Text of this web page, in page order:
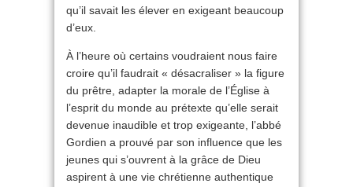
qu’il savait les élever en exigeant beaucoup
d’eux.
À l’heure où certains voudraient nous faire
croire qu’il faudrait « désacraliser » la figure
du prêtre, adapter la morale de l’Église à
l’esprit du monde au prétexte qu’elle serait
devenue inaudible et trop exigeante, l’abbé
Gordien a prouvé par son influence que les
jeunes qui s’ouvrent à la grâce de Dieu
aspirent à une vie chrétienne authentique